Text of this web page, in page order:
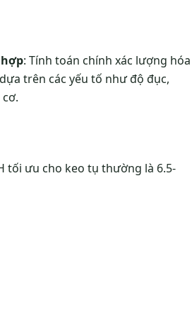
: Tính toán chính xác lượng hóa
trên các yếu tố như độ đục,
tối ưu cho keo tụ thường là 6.5-